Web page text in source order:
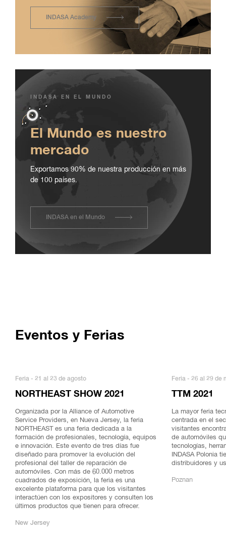
INDASA Academy
INDASA EN EL MUNDO
El Mundo es nuestro
mercado
Exportamos 90% de nuestra producción en más
de 100 países.
INDASA en el Mundo
Eventos y Ferias
Feria - 21 al 23 de agosto
NORTHEAST SHOW 2021
Organizada por la Alliance of Automotive
Service Providers, en Nueva Jersey, la feria
NORTHEAST es una feria dedicada a la
formación de profesionales, tecnología, equipos
e innovación. Este evento de tres días fue
diseñado para promover la evolución del
profesional del taller de reparación de
automóviles. Con más de 60.000 metros
cuadrados de exposición, la feria es una
excelente plataforma para que los visitantes
interactúen con los expositores y consulten los
últimos productos que tienen para ofrecer.
New Jersey
Feria - 26 al 29 de
TTM 2021
La mayor feria
centrada en el
visitantes
de automóviles
tecnologías,
INDASA Polonia
distribuidores y
Poznan